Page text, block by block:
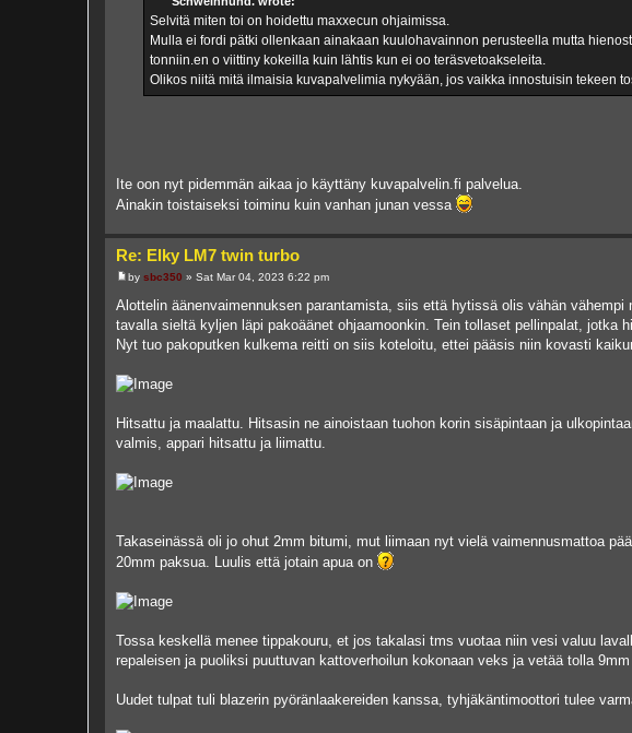
Selvitä miten toi on hoidettu maxxecun ohjaimissa.
Mulla ei fordi pätki ollenkaan ainakaan kuulohavainnon perusteella mutta
tonniin.en o viittiny kokeilla kuin lähtis kun ei oo teräsvetoakseleita.
Olikos niitä mitä ilmaisia kuvapalvelimia nykyään, jos vaikka innostuisin tekeen
Ite oon nyt pidemmän aikaa jo käyttäny kuvapalvelin.fi palvelua.
Ainakin toistaiseksi toiminu kuin vanhan junan vessa
Re: Elky LM7 twin turbo
P
s
t
by sbc350 » Sat Mar 04, 2023 6:22 pm
Alottelin äänenvaimennuksen parantamista, siis että hytissä olis vähän
tavalla sieltä kyljen läpi pakoäänet ohjaamoonkin. Tein tollaset pellinpalat, jotka
Nyt tuo pakoputken kulkema reitti on siis koteloitu, ettei pääsis niin kovasti
Hitsattu ja maalattu. Hitsasin ne ainoistaan tuohon korin sisäpintaan ja
valmis, appari hitsattu ja liimattu.
Takaseinässä oli jo ohut 2mm bitumi, mut liimaan nyt vielä vaimennusmattoa
20mm paksua. Luulis että jotain apua on
Tossa keskellä menee tippakouru, et jos takalasi tms vuotaa niin vesi valuu
repaleisen ja puoliksi puuttuvan kattoverhoilun kokonaan veks ja vetää tolla
Uudet tulpat tuli blazerin pyöränlaakereiden kanssa, tyhjäkäntimoottori tulee